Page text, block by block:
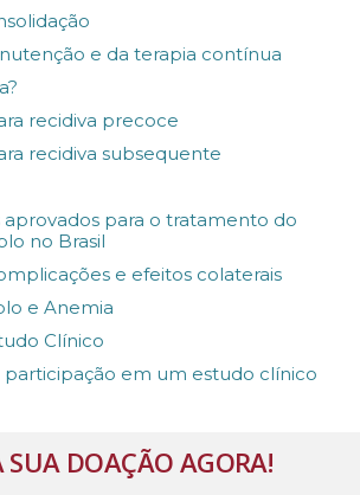
e da terapia contínua
recidiva precoce
recidiva subsequente
para o tratamento do
no Brasil
e efeitos colaterais
e Anemia
Clínico
participação em um estudo clínico
SUA DOAÇÃO AGORA!